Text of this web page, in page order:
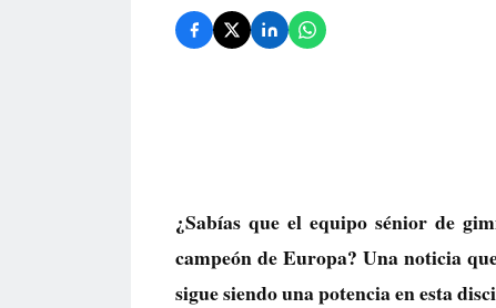
¿Sabías que el equipo sénior de
campeón de Europa? Una noticia
sigue siendo una potencia en esta